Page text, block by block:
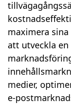
maximera
att utveckla
medier,
e-